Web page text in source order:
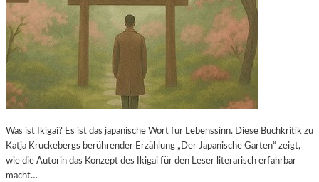
Was ist Ikigai? Es ist das japanische Wort für Lebenssinn. Diese Buchkritik zu
Katja Kruckebergs berührender Erzählung „Der Japanische Garten“ zeigt,
wie die Autorin das Konzept des Ikigai für den Leser literarisch erfahrbar
macht…